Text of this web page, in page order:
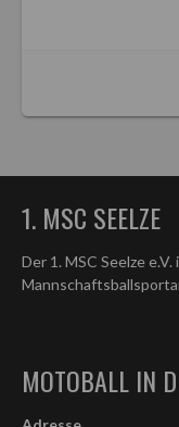
1. MSC SEELZE
Der 1. MSC Seelze
MOTOBALL IN